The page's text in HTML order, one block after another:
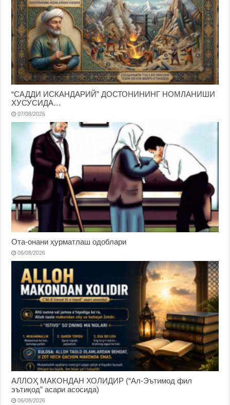
“САДДИ ИСКАНДАРИЙ” ДОСТОНИНИНГ НОМЛАНИШИ
ХУСУСИДА…
07/08/2026
Ота-онани ҳурматлаш одоблари
06/08/2026
АЛЛОҲ МАКОНДАН ХОЛИДИР (“Ал-Эътимод фил
эътиқод” асари асосида)
06/08/2026